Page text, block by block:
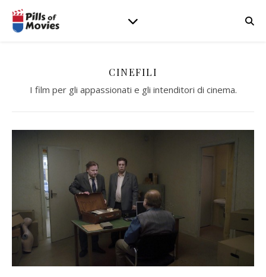
CINEFILI
I film per gli appassionati e gli intenditori di cinema.